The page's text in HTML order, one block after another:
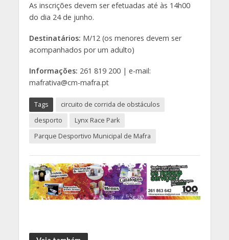
As inscrições devem ser efetuadas até às 14h00
do dia 24 de junho.
Destinatários: M/12 (os menores devem ser
acompanhados por um adulto)
Informações: 261 819 200 | e-mail:
mafrativa@cm-mafra.pt
Tags
circuito de corrida de obstáculos
desporto
Lynx Race Park
Parque Desportivo Municipal de Mafra